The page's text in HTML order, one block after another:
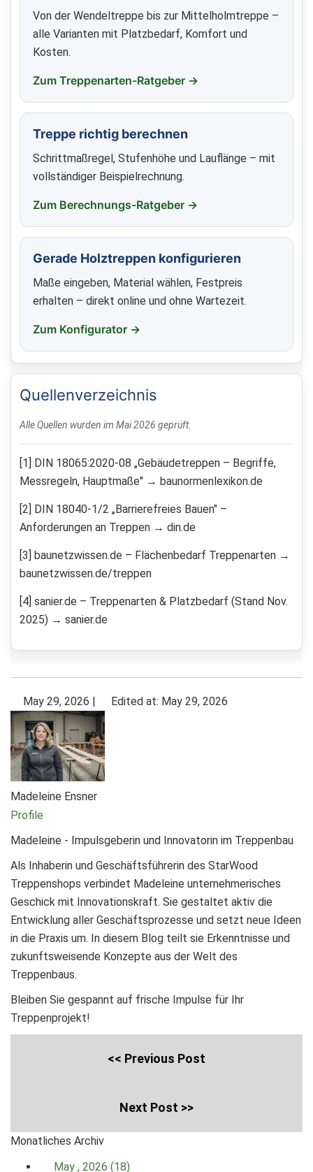
Von der Wendeltreppe bis zur Mittelholmtreppe –
alle Varianten mit Platzbedarf, Komfort und
Kosten.
Zum Treppenarten-Ratgeber →
Treppe richtig berechnen
Schrittmaßregel, Stufenhöhe und Lauflänge – mit
vollständiger Beispielrechnung.
Zum Berechnungs-Ratgeber →
Gerade Holztreppen konfigurieren
Maße eingeben, Material wählen, Festpreis
erhalten – direkt online und ohne Wartezeit.
Zum Konfigurator →
Quellenverzeichnis
Alle Quellen wurden im Mai 2026 geprüft.
[1] DIN 18065:2020-08 „Gebäudetreppen – Begriffe,
Messregeln, Hauptmaße" → baunormenlexikon.de
[2] DIN 18040-1/2 „Barrierefreies Bauen" –
Anforderungen an Treppen → din.de
[3] baunetzwissen.de – Flächenbedarf Treppenarten →
baunetzwissen.de/treppen
[4] sanier.de – Treppenarten & Platzbedarf (Stand Nov.
2025) → sanier.de
May 29, 2026 Edited at: May 29, 2026
Madeleine Ensner
Profile
Madeleine - Impulsgeberin und Innovatorin im Treppenbau
Als Inhaberin und Geschäftsführerin des StarWood
Treppenshops verbindet Madeleine unternehmerisches
Geschick mit Innovationskraft. Sie gestaltet aktiv die
Entwicklung aller Geschäftsprozesse und setzt neue Ideen
in die Praxis um. In diesem Blog teilt sie Erkenntnisse und
zukunftsweisende Konzepte aus der Welt des
Treppenbaus.
Bleiben Sie gespannt auf frische Impulse für Ihr
Treppenprojekt!
<< Previous Post
Next Post >>
Monatliches Archiv
May , 2026 (18)